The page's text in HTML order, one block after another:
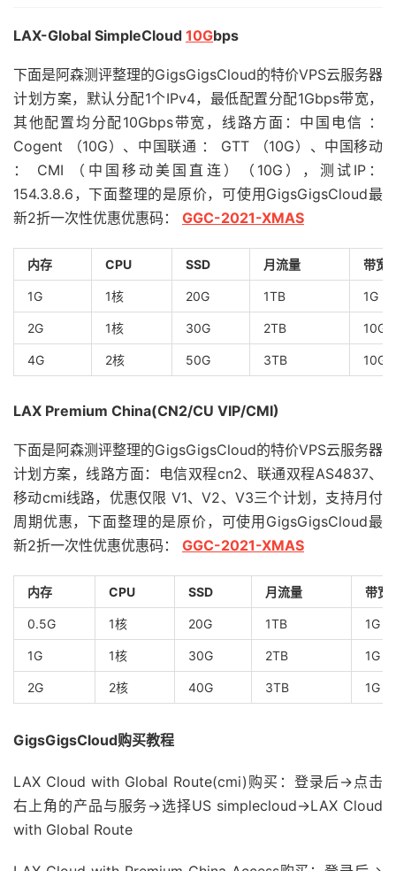
LAX-Global SimpleCloud 10Gbps
下面是阿森测评整理的GigsGigsCloud的特价VPS云服务器
计划方案，默认分配1个IPv4，最低配置分配1Gbps带宽，
其他配置均分配10Gbps带宽，线路方面：中国电信 ：
Cogent （10G）、中国联通 ： GTT （10G）、中国移动
： CMI （中国移动美国直连）（10G），测试IP：
154.3.8.6，下面整理的是原价，可使用GigsGigsCloud最
新2折一次性优惠优惠码： GGC-2021-XMAS
内存 CPU SSD 月流量 带宽
1G 1核 20G 1TB 1G
2G 1核 30G 2TB 10G
4G 2核 50G 3TB 10G
LAX Premium China(CN2/CU VIP/CMI)
下面是阿森测评整理的GigsGigsCloud的特价VPS云服务器
计划方案，线路方面：电信双程cn2、联通双程AS4837、
移动cmi线路，优惠仅限 V1、V2、V3三个计划，支持月付
周期优惠，下面整理的是原价，可使用GigsGigsCloud最
新2折一次性优惠优惠码： GGC-2021-XMAS
内存 CPU SSD 月流量 带宽
0.5G 1核 20G 1TB 1G
1G 1核 30G 2TB 1G
2G 2核 40G 3TB 1G
GigsGigsCloud购买教程
LAX Cloud with Global Route(cmi)购买：登录后→点击
右上角的产品与服务→选择US simplecloud→LAX Cloud
with Global Route